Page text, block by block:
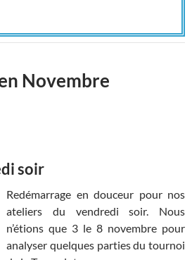
en Novembre
soir
Redémarrage en douceur pour nos
ateliers du vendredi soir. Nous
n’étions que 3 le 8 novembre pour
analyser quelques parties du tournoi